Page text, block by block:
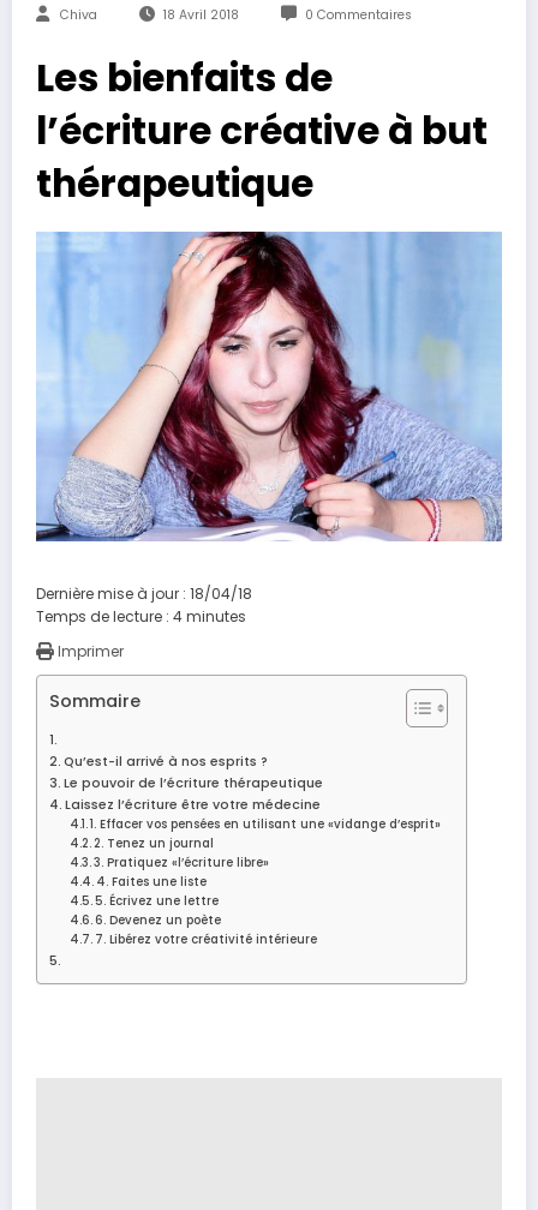
Chiva 18 Avril 2018 0 Commentaires
Les bienfaits de
l’écriture créative à but
thérapeutique
Dernière mise à jour : 18/04/18
Temps de lecture : 4minutes
Imprimer
Sommaire
Qu’est-il arrivé à nos esprits ?
Le pouvoir de l’écriture thérapeutique
Laissez l’écriture être votre médecine
1. Effacer vos pensées en utilisant une «vidange d’esprit»
2. Tenez un journal
3. Pratiquez «l’écriture libre»
4. Faites une liste
5. Écrivez une lettre
6. Devenez un poète
7. Libérez votre créativité intérieure